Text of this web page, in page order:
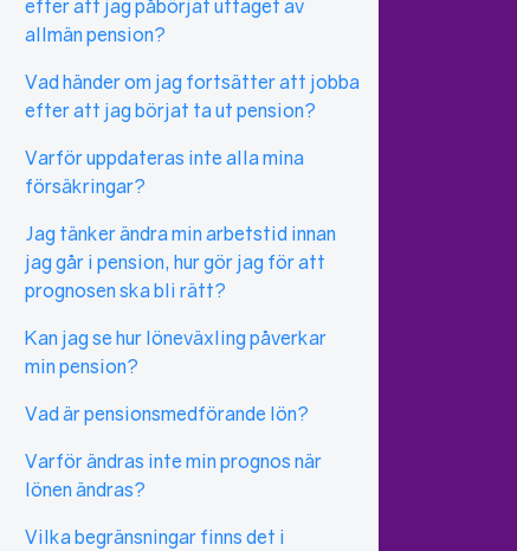
efter att jag påbörjat uttaget av
allmän pension?
Vad händer om jag fortsätter att jobba
efter att jag börjat ta ut pension?
Varför uppdateras inte alla mina
försäkringar?
Jag tänker ändra min arbetstid innan
jag går i pension, hur gör jag för att
prognosen ska bli rätt?
Kan jag se hur löneväxling påverkar
min pension?
Vad är pensionsmedförande lön?
Varför ändras inte min prognos när
lönen ändras?
Vilka begränsningar finns det i